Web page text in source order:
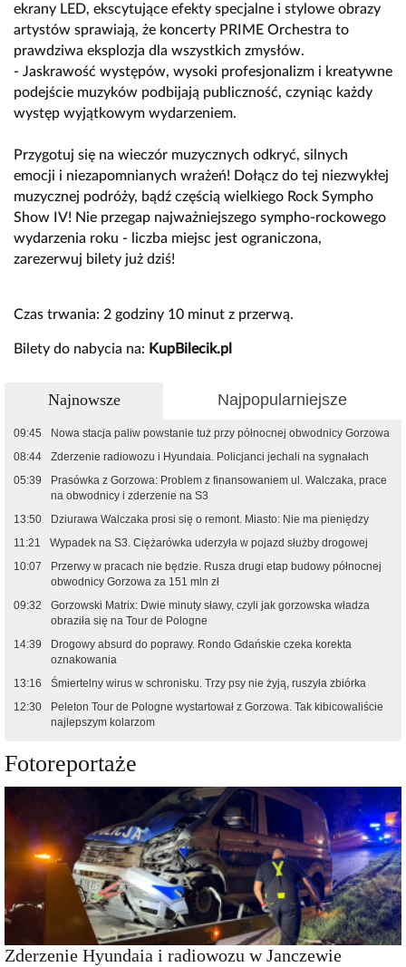
ekrany LED, ekscytujące efekty specjalne i stylowe obrazy
artystów sprawiają, że koncerty PRIME Orchestra to
prawdziwa eksplozja dla wszystkich zmysłów.
- Jaskrawość występów, wysoki profesjonalizm i kreatywne
podejście muzyków podbijają publiczność, czyniąc każdy
występ wyjątkowym wydarzeniem.
Przygotuj się na wieczór muzycznych odkryć, silnych
emocji i niezapomnianych wrażeń! Dołącz do tej niezwykłej
muzycznej podróży, bądź częścią wielkiego Rock Sympho
Show IV! Nie przegap najważniejszego sympho-rockowego
wydarzenia roku - liczba miejsc jest ograniczona,
zarezerwuj bilety już dziś!
Czas trwania: 2 godziny 10 minut z przerwą.
Bilety do nabycia na: KupBilecik.pl
Najnowsze Najpopularniejsze
09:45
Nowa stacja paliw powstanie tuż przy północnej obwodnicy Gorzowa
08:44
Zderzenie radiowozu i Hyundaia. Policjanci jechali na sygnałach
05:39
Prasówka z Gorzowa: Problem z finansowaniem ul. Walczaka, prace
na obwodnicy i zderzenie na S3
13:50
Dziurawa Walczaka prosi się o remont. Miasto: Nie ma pieniędzy
11:21
Wypadek na S3. Ciężarówka uderzyła w pojazd służby drogowej
10:07
Przerwy w pracach nie będzie. Rusza drugi etap budowy północnej
obwodnicy Gorzowa za 151 mln zł
09:32
Gorzowski Matrix: Dwie minuty sławy, czyli jak gorzowska władza
obraziła się na Tour de Pologne
14:39
Drogowy absurd do poprawy. Rondo Gdańskie czeka korekta
oznakowania
13:16
Śmiertelny wirus w schronisku. Trzy psy nie żyją, ruszyła zbiórka
12:30
Peleton Tour de Pologne wystartował z Gorzowa. Tak kibicowaliście
najlepszym kolarzom
Fotoreportaże
Zderzenie Hyundaia i radiowozu w Janczewie